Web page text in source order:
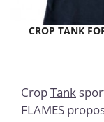
CROP TANK
CropTank
FLAMES